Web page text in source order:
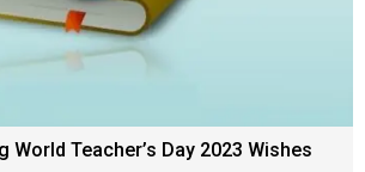
World Teacher’s Day 2023 Wishes